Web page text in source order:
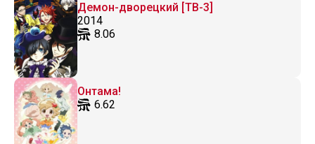
Демон-дворецкий [ТВ-3]
2014
8.06
Онтама!
6.62